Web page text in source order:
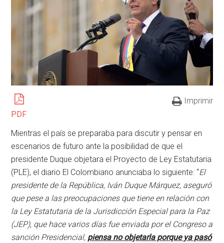
PDF
Imprimir
Mientras el país se preparaba para discutir y pensar en
escenarios de futuro ante la posibilidad de que el
presidente Duque objetara el Proyecto de Ley Estatutaria
(PLE), el diario El Colombiano anunciaba lo siguiente: “El
presidente de la República, Iván Duque Márquez, aseguró
que pese a las preocupaciones que tiene en relación con
la Ley Estatutaria de la Jurisdicción Especial para la Paz
(JEP), que hace varios días fue enviada por el Congreso a
sanción Presidencial, piensa no objetarla porque ya pasó